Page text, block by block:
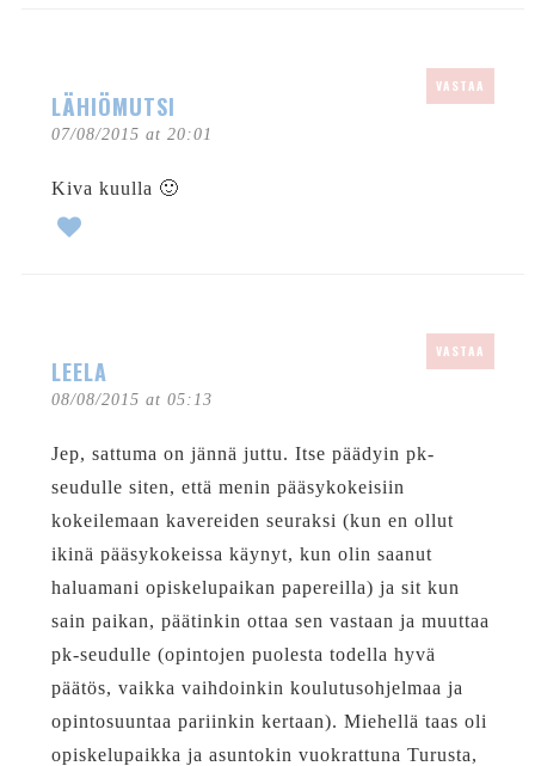
LÄHIÖMUTSI
07/08/2015 at 20:01
VASTAA
Kiva kuulla 🙂
LEELA
08/08/2015 at 05:13
VASTAA
Jep, sattuma on jännä juttu. Itse päädyin pk-
seudulle siten, että menin pääsykokeisiin
kokeilemaan kavereiden seuraksi (kun en ollut
ikinä pääsykokeissa käynyt, kun olin saanut
haluamani opiskelupaikan papereilla) ja sit kun
sain paikan, päätinkin ottaa sen vastaan ja muuttaa
pk-seudulle (opintojen puolesta todella hyvä
päätös, vaikka vaihdoinkin koulutusohjelmaa ja
opintosuuntaa pariinkin kertaan). Miehellä taas oli
opiskelupaikka ja asuntokin vuokrattuna Turusta,